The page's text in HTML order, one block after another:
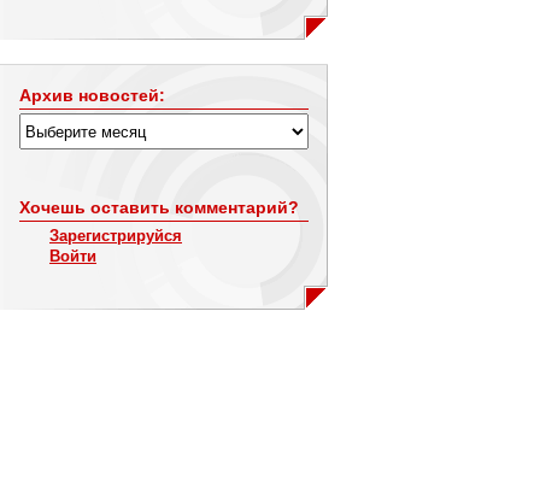
Архив новостей:
Хочешь оставить комментарий?
Зарегистрируйся
Войти